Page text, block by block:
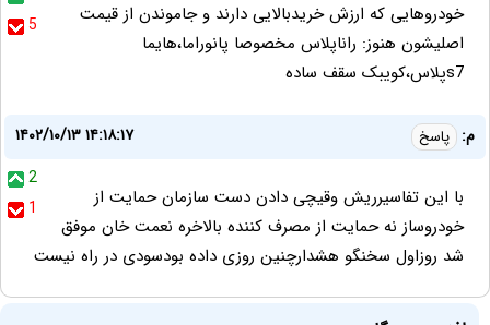
5
خودروهایی که ارزش خریدبالایی دارند و جاموندن از قیمت
اصلیشون هنوز: راناپلاس مخصوصا پانوراما،هایما
s7پلاس،کویبک سقف ساده
م: پاسخ
۱۴۰۲/۱۰/۱۳ ۱۴:۱۸:۱۷
2
1
با این تفاسیرریش وقیچی دادن دست سازمان حمایت از
خودروساز نه حمایت از مصرف کننده بالاخره نعمت خان موفق
شد روزاول سخنگو هشدارچنین روزی داده بودسودی در راه نیست